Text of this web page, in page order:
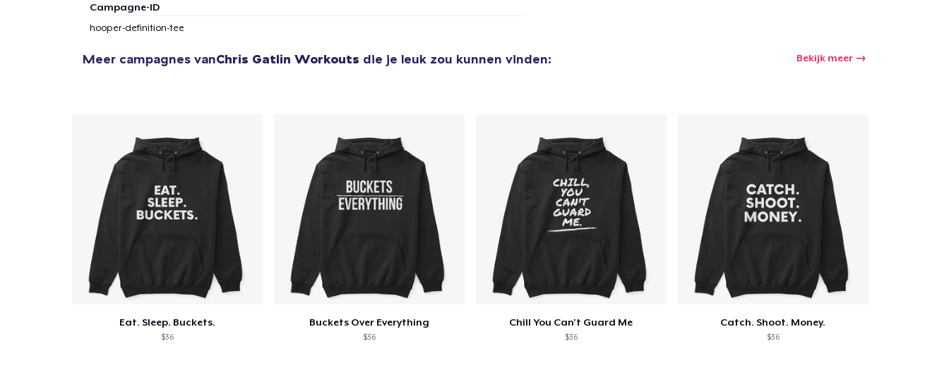
Campagne-ID
hooper-definition-tee
Meer campagnes vanChris Gatlin Workouts die je leuk zou kunnen vinden: Bekijk meer
Eat. Sleep. Buckets.
$36
Buckets Over Everything
$36
Chill You Can't Guard Me
$36
Catch. Shoot. Money.
$36